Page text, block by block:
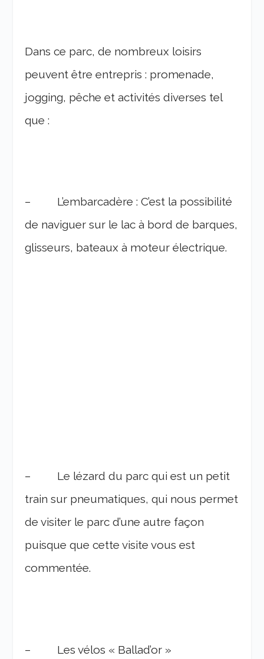
Dans ce parc, de nombreux loisirs
peuvent être entrepris : promenade,
jogging, pêche et activités diverses tel
que :
– L’embarcadère : C’est la possibilité
de naviguer sur le lac à bord de barques,
glisseurs, bateaux à moteur électrique.
– Le lézard du parc qui est un petit
train sur pneumatiques, qui nous permet
de visiter le parc d’une autre façon
puisque que cette visite vous est
commentée.
– Les vélos « Ballad’or »